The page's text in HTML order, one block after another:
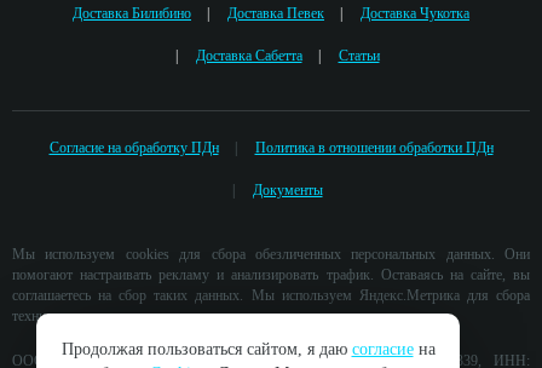
Доставка Билибино Доставка Певек Доставка Чукотка
Доставка Сабетта Статьи
Согласие на обработку ПДн Политика в отношении обработки ПДн
Документы
Мы используем cookies для сбора обезличенных персональных данных. Они
помогают настраивать рекламу и анализировать трафик. Оставаясь на сайте, вы
соглашаетесь на сбор таких данных. Мы используем Яндекс.Метрика для сбора
технических данных.
ООО «ГРУППА КОМПАНИЙ АРКТИКА» ОГРН: 1212900005339, ИНН:
Продолжая пользоваться сайтом, я даю согласиена